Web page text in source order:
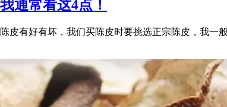
通常看这4点！
皮有好有坏，我们买陈皮时要挑选正宗陈皮，我一